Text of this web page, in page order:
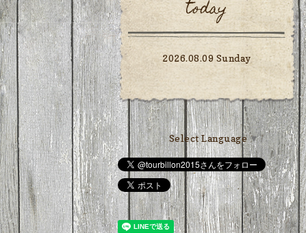
today
2026.08.09 Sunday
Select Language▼